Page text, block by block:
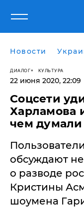
Новости
ДИАЛОГ КУЛЬТУРА
22 июня 2020, 22:09
Соцсети
Харламова
чем
обсуждают
о разводе
Кристины
шоумена